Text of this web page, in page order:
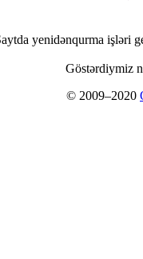
yenidənqurma işləri
Göstərdiymiz
© 2009–2020